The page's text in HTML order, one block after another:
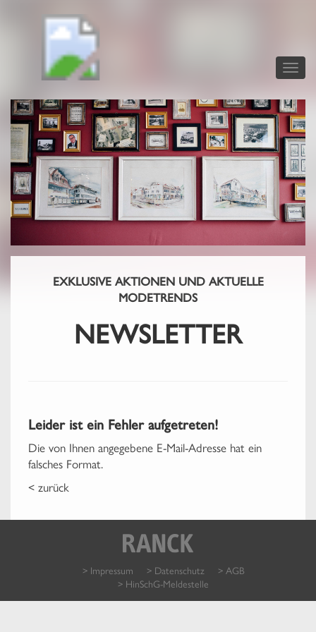
Toggle
EXKLUSIVE AKTIONEN UND AKTUELLE
MODETRENDS
NEWSLETTER
Leider ist ein Fehler aufgetreten!
Die von Ihnen angegebene E-Mail-Adresse hat ein
falsches Format.
< zurück
> Impressum > Datenschutz
> AGB
> HinSchG-Meldestelle